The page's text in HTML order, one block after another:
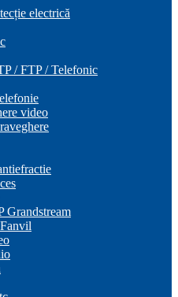
electrică
/ FTP / Telefonic
video
Grandstream